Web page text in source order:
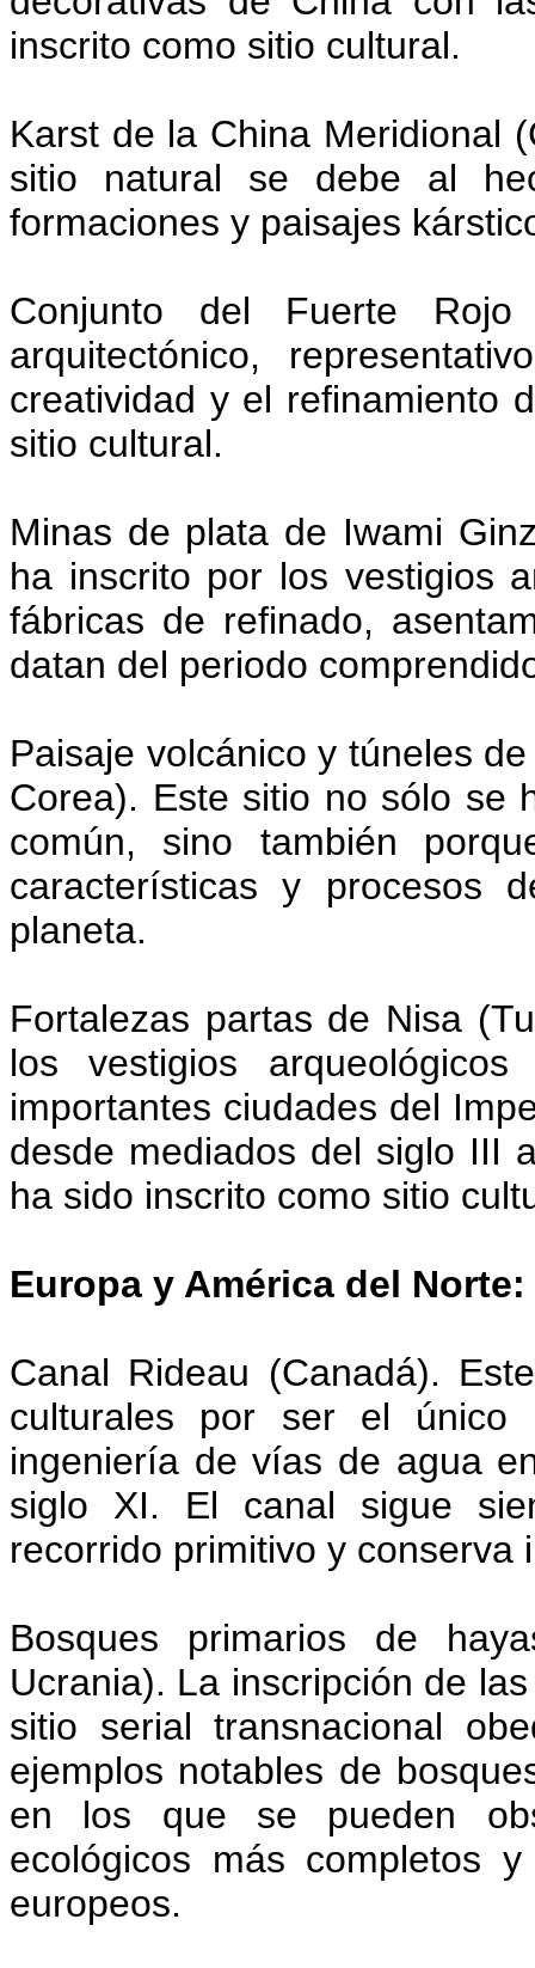
inscrito como sitio cultural.
Karst de la China Meridional
sitio natural se debe al
formaciones y paisajes
Conjunto del Fuerte
arquitectónico,
creatividad y el refinamiento
sitio cultural.
Minas de plata de Iwami
ha inscrito por los vestigios
fábricas de refinado,
datan del periodo
Paisaje volcánico y túneles
Corea). Este sitio no sólo se
común, sino también
características y procesos
planeta.
Fortalezas partas de Nisa
los vestigios
importantes ciudades del
desde mediados del siglo III
ha sido inscrito como sitio
Europa y América del Norte:
Canal Rideau (Canadá).
culturales por ser el
ingeniería de vías de agua
siglo XI. El canal sigue
recorrido primitivo y conserva
Bosques primarios de
Ucrania). La inscripción de
sitio serial transnacional
ejemplos notables de
en los que se pueden
ecológicos más completos
europeos.